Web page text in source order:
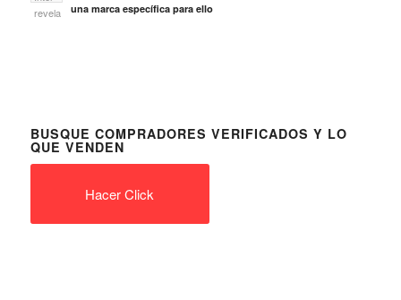
una marca específica para ello
BUSQUE COMPRADORES VERIFICADOS Y LO
QUE VENDEN
Hacer Click